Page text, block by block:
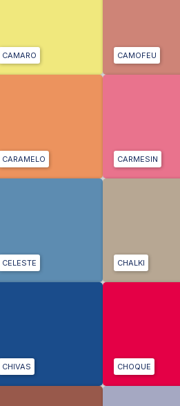
CAMARO CAMOFEU
CARAMELO CARMESIN
CELESTE CHALKI
CHIVAS CHOQUE